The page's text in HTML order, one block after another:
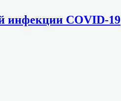
инфекции COVID-19